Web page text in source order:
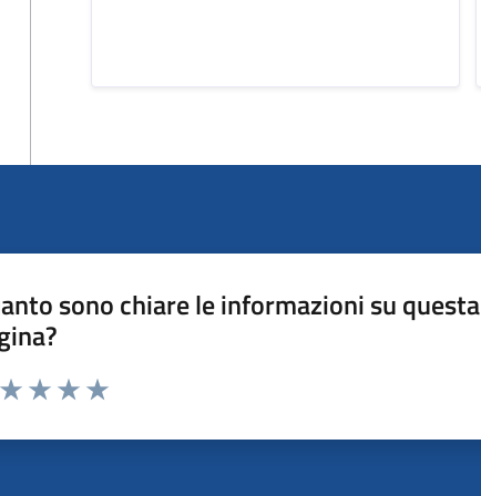
sono chiare le informazioni su questa
da 1 a 5 stelle la pagina